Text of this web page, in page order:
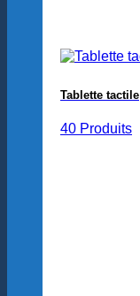
Tablette tactile
40 Produits